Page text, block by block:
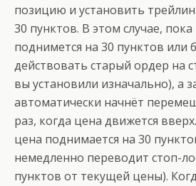
позицию и установить
30 пунктов. В этом случае,
поднимется на 30 пунктов или
действовать старый ордер на
вы установили изначально), а
автоматически начнёт
раз, когда цена движется
цена поднимается на 30
немедленно переводит стоп-
пунктов от текущей цены).